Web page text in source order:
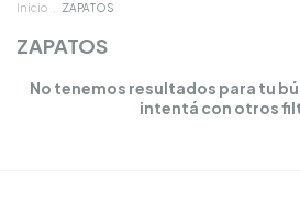
Inicio ZAPATOS
ZAPATOS
No tenemos resultados para tu
intentá con otros